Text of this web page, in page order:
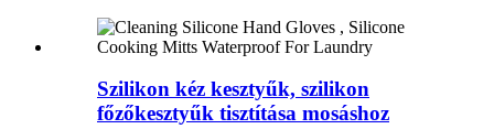
Szilikon kéz kesztyűk, szilikon
főzőkesztyűk tisztítása mosáshoz